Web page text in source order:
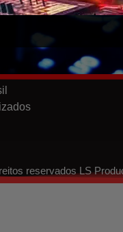
reservados LS